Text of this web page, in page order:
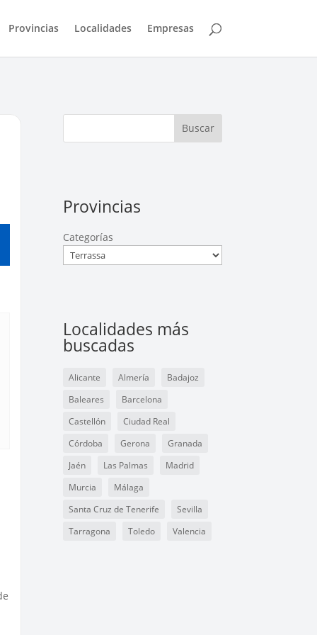
Provincias Localidades Empresas
Buscar
Provincias
Categorías
Localidades más
buscadas
Alicante Almería
Badajoz
Baleares
Barcelona
Castellón
Ciudad Real
Córdoba
Gerona
Granada
Jaén
Las Palmas
Madrid
Murcia
Málaga
Santa Cruz de Tenerife
Sevilla
Tarragona
Toledo Valencia